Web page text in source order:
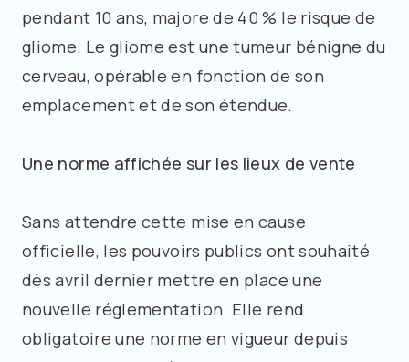
pendant 10 ans, majore de 40 % le risque de
gliome. Le gliome est une tumeur bénigne du
cerveau, opérable en fonction de son
emplacement et de son étendue.
Une norme affichée sur les lieux de vente
Sans attendre cette mise en cause
officielle, les pouvoirs publics ont souhaité
dès avril dernier mettre en place une
nouvelle réglementation. Elle rend
obligatoire une norme en vigueur depuis